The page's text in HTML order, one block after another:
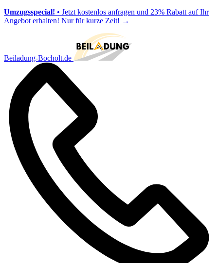
Umzugsspecial! • Jetzt kostenlos anfragen und 23% Rabatt auf Ihr
Angebot erhalten! Nur für kurze Zeit! →
Beiladung-Bocholt.de